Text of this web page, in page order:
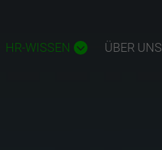
HR-WISSEN ÜBER UNS